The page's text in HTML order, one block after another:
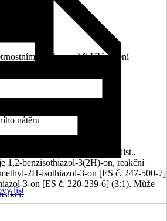
vlivům a vůči UV záření
nátěru
(věty EUH)
je k dispozici bezpečnostní list.,
1,2-benzisothiazol-3(2H)-on, reakční
2H-isothiazol-3-on [ES č. 247-500-7]
3-on [ES č. 220-239-6] (3:1). Může
list